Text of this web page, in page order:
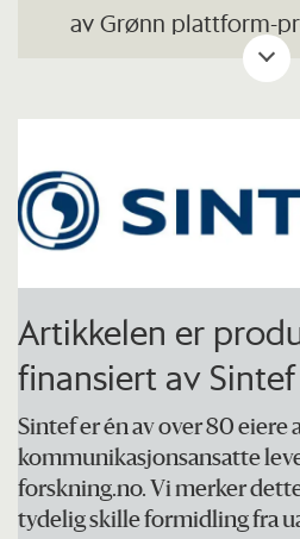
av Grønn plattform-
for bunkring av
terminaler for
langs norskekysten og
Forskerne
verdikjeden for
kostnader ved
til utfordringer knyttet
forbrenningsmotorer
Artikkelen er
finansiert av Sintef
Sintef er én av over 80 eiere
kommunikasjonsansatte
forskning.no. Vi merker
tydelig skille formidling fra